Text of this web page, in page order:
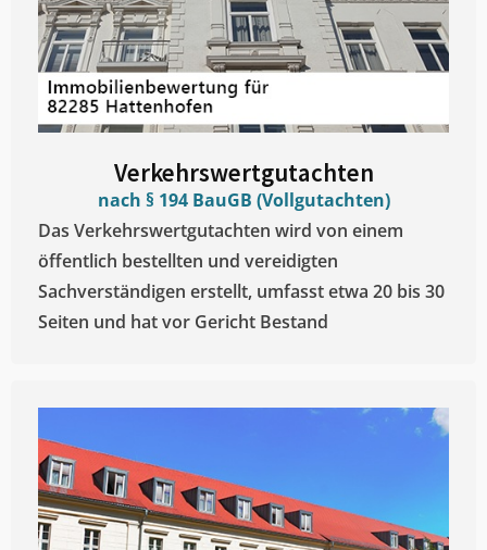
Verkehrswertgutachten
nach § 194 BauGB (Vollgutachten)
Das Verkehrswertgutachten wird von einem
öffentlich bestellten und vereidigten
Sachverständigen erstellt, umfasst etwa 20 bis 30
Seiten und hat vor Gericht Bestand